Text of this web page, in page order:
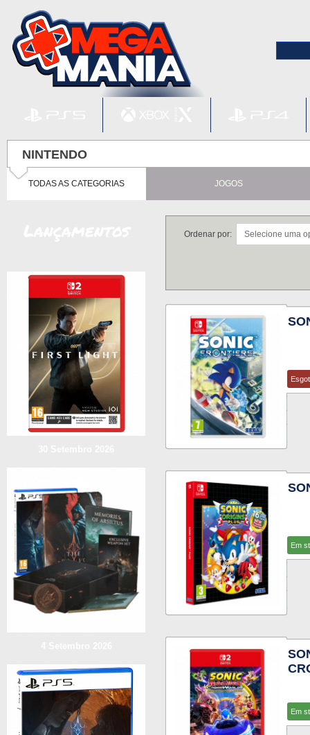
NINTENDO
TODAS AS CATEGORIAS JOGOS
Ordenar por:
Em
Em